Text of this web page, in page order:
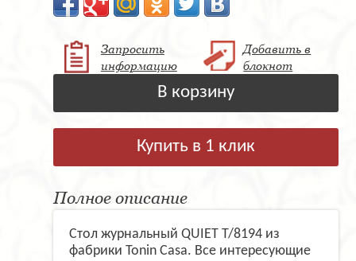
Запросить
информацию
Добавить в
блокнот
В корзину
Купить в 1 клик
Полное описание
Стол журнальный QUIET T/8194 из
фабрики Tonin Casa. Все интересующие